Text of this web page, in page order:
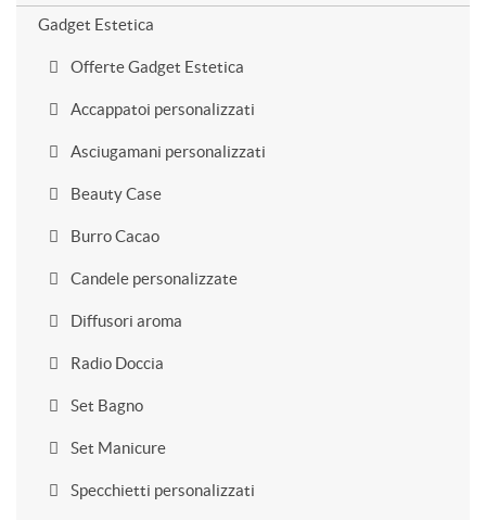
Gadget Estetica
Offerte Gadget Estetica
Accappatoi personalizzati
Asciugamani personalizzati
Beauty Case
Burro Cacao
Candele personalizzate
Diffusori aroma
Radio Doccia
Set Bagno
Set Manicure
Specchietti personalizzati